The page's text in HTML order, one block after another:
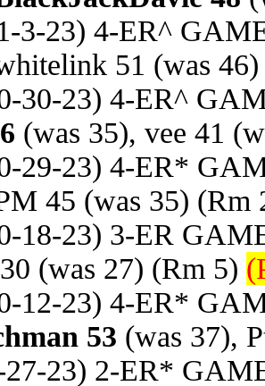
3-23) 4-ER^
51 (was 46)
30-23) 4-ER^
(was 35), vee 41
29-23) 4-ER*
45 (was 35) (Rm
18-23) 3-ER
(was 27) (Rm 5)
12-23) 4-ER*
53 (was 37),
27-23) 2-ER*